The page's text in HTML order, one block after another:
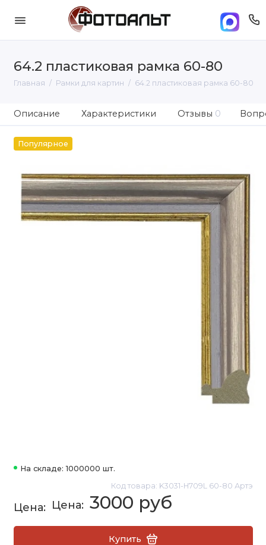
64.2 пластиковая рамка 60-80
Главная Рамки для картин 64.2 пластиковая рамка 60-80
Описание Характеристики Отзывы 0
Популярное
На складе: 1000000 шт.
Код товара: K3031-H709L 60-80 Артэ
3000 руб
Купить